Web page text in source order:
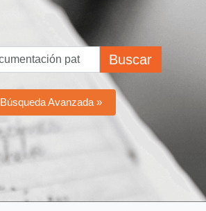
Buscar
Búsqueda Avanzada »